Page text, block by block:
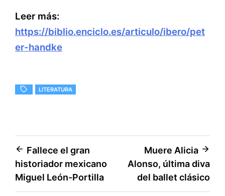
Leer más:
https://biblio.enciclo.es/articulo/ibero/pet
er-handke
LITERATURA
Navegación
de
entradas
Fallece el gran
historiador mexicano
Miguel León-Portilla
Muere Alicia
Alonso, última diva
del ballet clásico